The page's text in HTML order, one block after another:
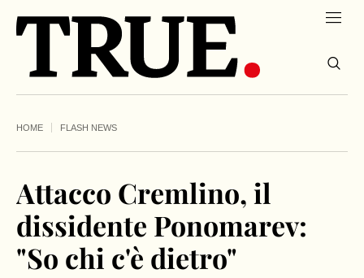
HOME FLASH NEWS
Attacco Cremlino, il
dissidente Ponomarev:
"So chi c'è dietro"